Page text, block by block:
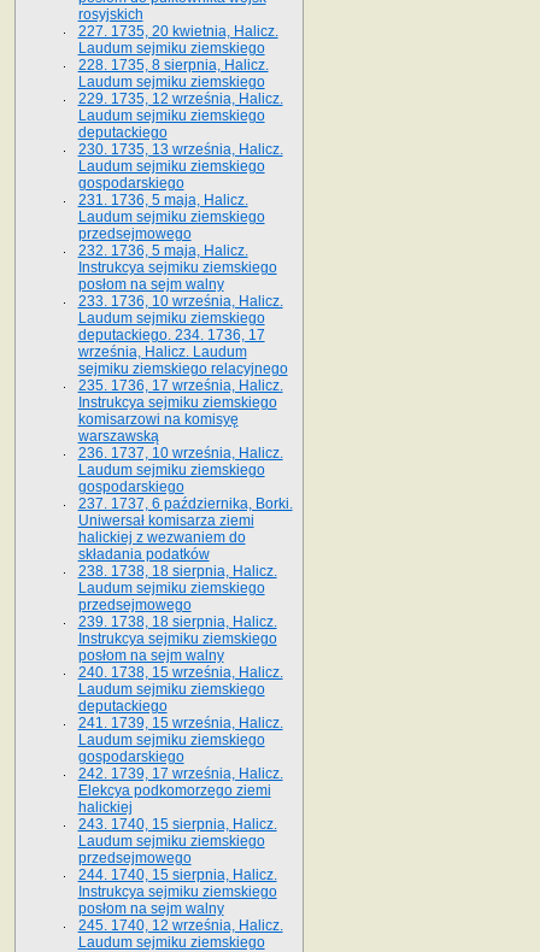
rosyjskich
227. 1735, 20 kwietnia, Halicz.
Laudum sejmiku ziemskiego
228. 1735, 8 sierpnia, Halicz.
Laudum sejmiku ziemskiego
229. 1735, 12 września, Halicz.
Laudum sejmiku ziemskiego
deputackiego
230. 1735, 13 września, Halicz.
Laudum sejmiku ziemskiego
gospodarskiego
231. 1736, 5 maja, Halicz.
Laudum sejmiku ziemskiego
przedsejmowego
232. 1736, 5 maja, Halicz.
Instrukcya sejmiku ziemskiego
posłom na sejm walny
233. 1736, 10 września, Halicz.
Laudum sejmiku ziemskiego
deputackiego. 234. 1736, 17
września, Halicz. Laudum
sejmiku ziemskiego relacyjnego
235. 1736, 17 września, Halicz.
Instrukcya sejmiku ziemskiego
komisarzowi na komisyę
warszawską
236. 1737, 10 września, Halicz.
Laudum sejmiku ziemskiego
gospodarskiego
237. 1737, 6 października, Borki.
Uniwersał komisarza ziemi
halickiej z wezwaniem do
składania podatków
238. 1738, 18 sierpnia, Halicz.
Laudum sejmiku ziemskiego
przedsejmowego
239. 1738, 18 sierpnia, Halicz.
Instrukcya sejmiku ziemskiego
posłom na sejm walny
240. 1738, 15 września, Halicz.
Laudum sejmiku ziemskiego
deputackiego
241. 1739, 15 września, Halicz.
Laudum sejmiku ziemskiego
gospodarskiego
242. 1739, 17 września, Halicz.
Elekcya podkomorzego ziemi
halickiej
243. 1740, 15 sierpnia, Halicz.
Laudum sejmiku ziemskiego
przedsejmowego
244. 1740, 15 sierpnia, Halicz.
Instrukcya sejmiku ziemskiego
posłom na sejm walny
245. 1740, 12 września, Halicz.
Laudum sejmiku ziemskiego